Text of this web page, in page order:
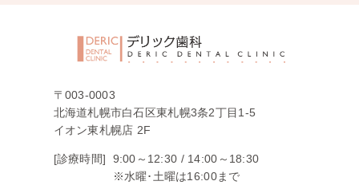
〒003-0003
北海道札幌市白石区東札幌3条2丁目1-5
イオン東札幌店 2F
[診療時間] 9:00～12:30 / 14:00～18:30
※水曜･土曜は16:00まで